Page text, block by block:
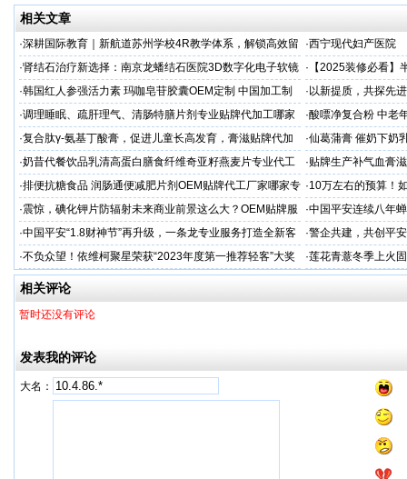
相关文章
·深耕国际教育｜新航道苏州学校4R教学体系，解锁高效留
学备考之路
·西宁现代妇产医院
·肾结石治疗新选择：南京龙蟠结石医院3D数字化电子软镜
保肾取石术
· 【2025装修必看
你省下3万冤枉钱！
·韩国红人参强活力素 玛咖皂苷胶囊OEM定制 中国加工制
造商
· 以新提质，共探先
·调理睡眠、疏肝理气、清肠特膳片剂专业贴牌代加工哪家
专业
·酸嘌净复合粉 中老
·复合肽γ-氨基丁酸膏，促进儿童长高发育，膏滋贴牌代加
工厂家
·仙葛蒲膏 催奶下奶
家
·奶昔代餐饮品乳清高蛋白膳食纤维奇亚籽燕麦片专业代工
厂家
·贴牌生产补气血膏
·排便抗糖食品 润肠通便减肥片剂OEM贴牌代工厂家哪家专
业
·10万左右的预算！
·震惊，碘化钾片防辐射未来商业前景这么大？OEM贴牌服
务商
·中国平安连续八年
品牌"
·中国平安“1.8财神节”再升级，一条龙专业服务打造全新客
户体验
·警企共建，共创平
人才专项培训
·不负众望！依维柯聚星荣获“2023年度第一推荐轻客”大奖 ·莲花青薏冬季上火
工厂
相关评论
暂时还没有评论
发表我的评论
大名：